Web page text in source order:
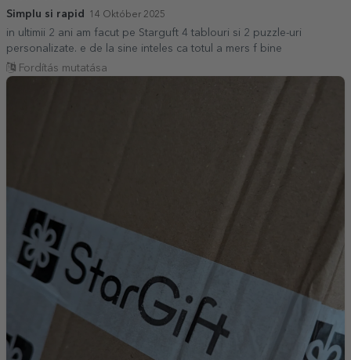
Simplu si rapid 14 Október 2025
in ultimii 2 ani am facut pe Starguft 4 tablouri si 2 puzzle-uri
personalizate. e de la sine inteles ca totul a mers f bine
Fordítás mutatása